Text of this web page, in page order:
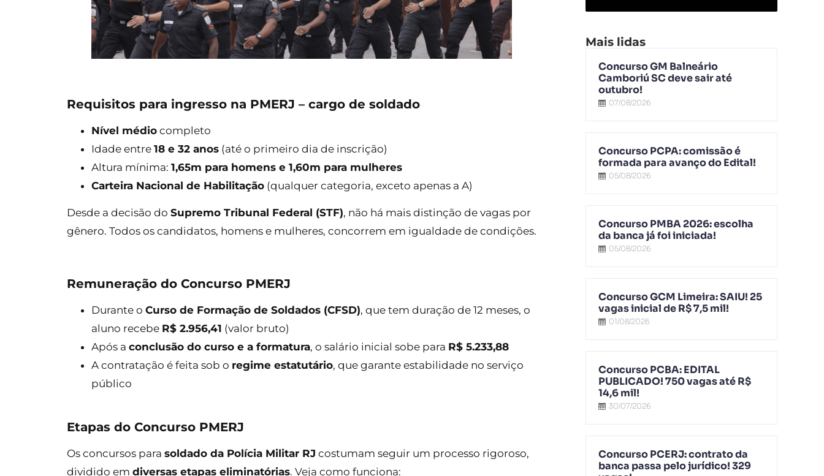
Requisitos para ingresso na PMERJ – cargo de soldado
Nível médiocompleto
Idade entre 18 e 32 anos(até o primeiro dia de inscrição)
Altura mínima: 1,65m para homens e 1,60m para mulheres
Carteira Nacional de Habilitação(qualquer categoria, exceto apenas a A)
Desde a decisão do Supremo Tribunal Federal (STF), não há mais distinção de vagas por
gênero. Todos os candidatos, homens e mulheres, concorrem em igualdade de condições.
Remuneração do Concurso PMERJ
Durante o Curso de Formação de Soldados (CFSD), que tem duração de 12 meses, o
aluno recebe R$ 2.956,41 (valor bruto)
Após a conclusão do curso e a formatura, o salário inicial sobe para R$ 5.233,88
A contratação é feita sob o regime estatutário, que garante estabilidade no serviço
público
Etapas do Concurso PMERJ
Os concursos para soldado da Polícia Militar RJ costumam seguir um processo rigoroso,
dividido em diversas etapas eliminatórias. Veja como funciona:
Mais lidas
Concurso GM Balneário
Camboriú SC deve sair até
outubro!
07/08/2026
Concurso PCPA: comissão é
formada para avanço do Edital!
05/08/2026
Concurso PMBA 2026: escolha
da banca já foi iniciada!
05/08/2026
Concurso GCM Limeira: SAIU! 25
vagas inicial de R$ 7,5 mil!
01/08/2026
Concurso PCBA: EDITAL
PUBLICADO! 750 vagas até R$
14,6 mil!
30/07/2026
Concurso PCERJ: contrato da
banca passa pelo jurídico! 329